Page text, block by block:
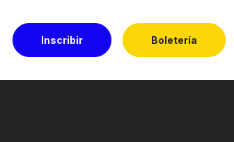
Inscribir Boletería